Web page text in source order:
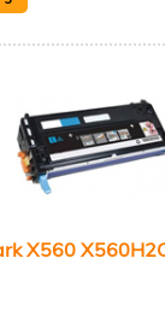
X560